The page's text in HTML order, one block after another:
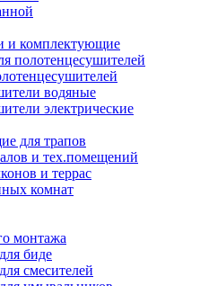
и комплектующие
полотенцесушителей
водяные
электрические
для трапов
и тех.помещений
и террас
комнат
монтажа
биде
смесителей